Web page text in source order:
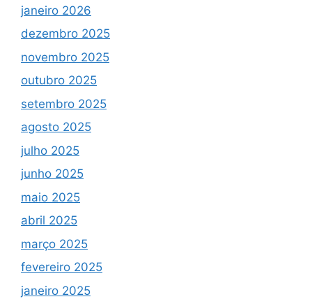
janeiro 2026
dezembro 2025
novembro 2025
outubro 2025
setembro 2025
agosto 2025
julho 2025
junho 2025
maio 2025
abril 2025
março 2025
fevereiro 2025
janeiro 2025